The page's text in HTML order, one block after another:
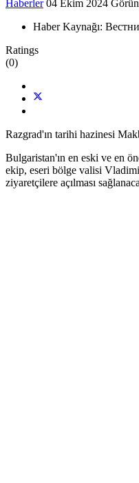
Haberler 04 Ekim 2024
Haber Kaynağı:
Ratings
(0)
Razgrad'ın tarihi hazinesi
Bulgaristan'ın en eski ve en
ekip, eseri bölge valisi
ziyaretçilere açılması